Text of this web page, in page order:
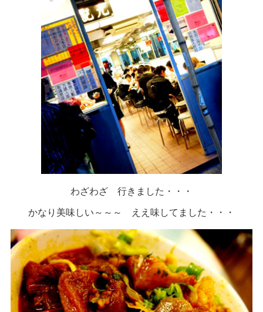
わざわざ 行きました・・・
かなり美味しい～～～ ええ味してました・・・